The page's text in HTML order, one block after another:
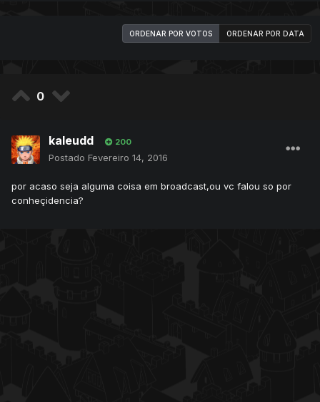
ORDENAR POR VOTOS ORDENAR POR DATA
0
kaleudd 200
Postado Fevereiro 14, 2016
por acaso seja alguma coisa em broadcast,ou vc falou so por
conheçidencia?